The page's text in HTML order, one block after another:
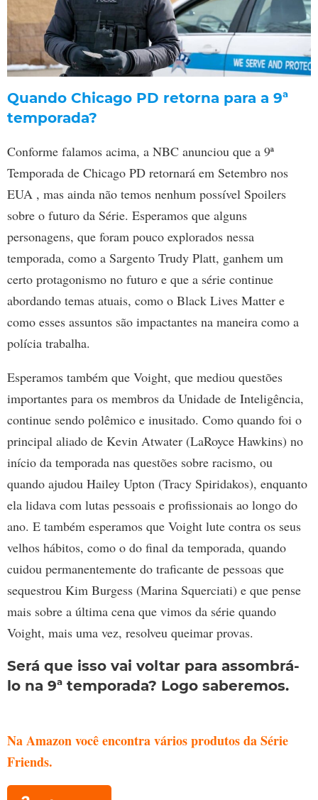
Quando Chicago PD retorna para a 9ª
temporada?
Conforme falamos acima, a NBC anunciou que a 9ª
Temporada de Chicago PD retornará em Setembro nos
EUA , mas ainda não temos nenhum possível Spoilers
sobre o futuro da Série. Esperamos que alguns
personagens, que foram pouco explorados nessa
temporada, como a Sargento Trudy Platt, ganhem um
certo protagonismo no futuro e que a série continue
abordando temas atuais, como o Black Lives Matter e
como esses assuntos são impactantes na maneira como a
polícia trabalha.
Esperamos também que Voight, que mediou questões
importantes para os membros da Unidade de Inteligência,
continue sendo polêmico e inusitado. Como quando foi o
principal aliado de Kevin Atwater (LaRoyce Hawkins) no
início da temporada nas questões sobre racismo, ou
quando ajudou Hailey Upton (Tracy Spiridakos), enquanto
ela lidava com lutas pessoais e profissionais ao longo do
ano. E também esperamos que Voight lute contra os seus
velhos hábitos, como o do final da temporada, quando
cuidou permanentemente do traficante de pessoas que
sequestrou Kim Burgess (Marina Squerciati) e que pense
mais sobre a última cena que vimos da série quando
Voight, mais uma vez, resolveu queimar provas.
Será que isso vai voltar para assombrá-
lo na 9ª temporada? Logo saberemos.
Na Amazon você encontra vários produtos da Série
Friends.